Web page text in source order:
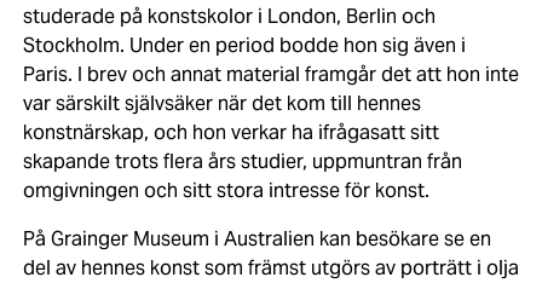
studerade på konstskolor i London, Berlin och
Stockholm. Under en period bodde hon sig även i
Paris. I brev och annat material framgår det att hon inte
var särskilt självsäker när det kom till hennes
konstnärskap, och hon verkar ha ifrågasatt sitt
skapande trots flera års studier, uppmuntran från
omgivningen och sitt stora intresse för konst.
På Grainger Museum i Australien kan besökare se en
del av hennes konst som främst utgörs av porträtt i olja